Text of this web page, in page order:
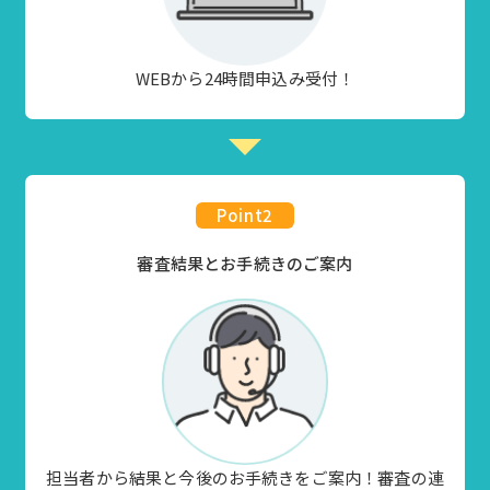
WEBから24時間申込み受付！
Point2
審査結果とお手続きのご案内
担当者から結果と今後のお手続きをご案内！審査の連